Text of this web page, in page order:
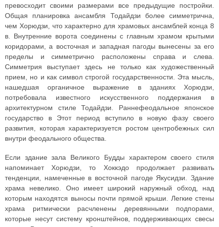
превосходит своими размерами все предыдущие постройки.
Общая планировка ансамбля Тодайдзи более симметрична,
чем Хорюдзи, что характерно для храмовых ансамблей конца 8
в. Внутренние ворота соединены с главным храмом крытыми
коридорами, а восточная и западная пагоды вынесены за его
пределы и симметрично расположены справа и слева.
Симметрия выступает здесь не только как художественный
прием, но и как символ строгой государственности. Эта мысль,
нашедшая органичное выражение в зданиях Хорюдзи,
потребовала известного искусственного поддержания в
архитектурном стиле Тодайдзи. Раннефеодальное японское
государство в Этот период вступило в новую фазу своего
развития, которая характеризуется ростом центробежных сил
внутри феодального общества.
Если здание зала Великого Будды характером своего стиля
напоминает Хорюдзи, то Хоккэдо продолжает развивать
тенденции, намеченные в восточной пагоде Якусидзи. Здание
храма невелико. Оно имеет широкий наружный обход, над
которым находятся выносы почти прямой крыши. Легкие стены
храма ритмически расчленены деревянными подпорами,
которые несут систему кронштейнов, поддерживающих свесы